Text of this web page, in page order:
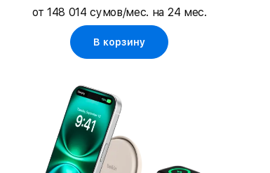
от 148 014 сумов/мес. на 24 мес.
В корзину